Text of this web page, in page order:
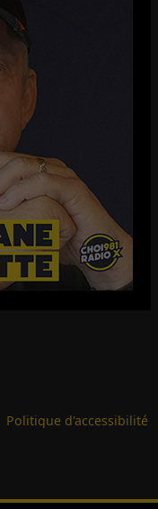
Politique d'accessibilité